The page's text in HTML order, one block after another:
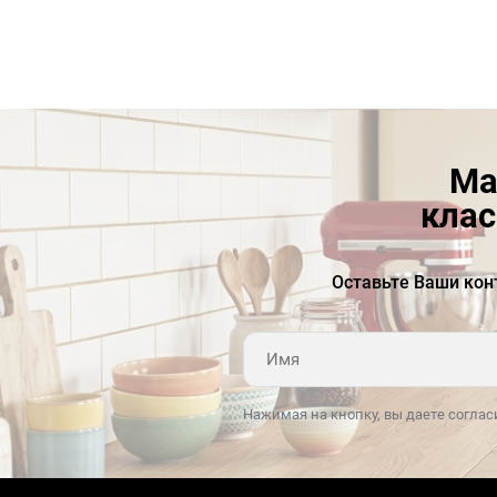
Светодиодное освещение является самым
экономичным и эффективным. Яркое и
равномерное освещение камеры помогает
прочитать состав и рекомендации по срокам
его хранения|не прибегая к дополнительной
подсветке кухонного пространства.
Зона свежести
Дополнительный контейнер|расположенный
рядом с зоной морозильного отделения|
устанавливает уникальный микроклимат|
который в сочетании с пониженной
температурой позволяет дольше сохранять
Оставьте Ваши
Нажимая на кнопку, вы даете